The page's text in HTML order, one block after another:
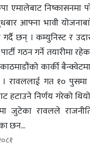
एमालेबाट निष्कासनमा
आफ्ना भावी
छन् । कम्युनिस्ट र
गठन गर्ने तयारीमा
कार्की
रावललाई गत १० पुसमा
हटाउने निर्णय गरेको थियो
जुटेका रावलले
छन...